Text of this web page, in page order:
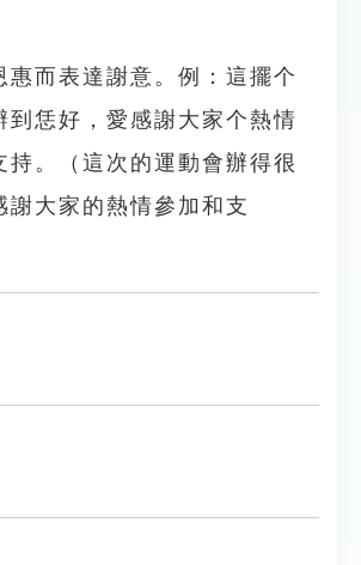
惠而表達謝意。例：這擺个
到恁好，愛感謝大家个熱情
持。（這次的運動會辦得很
謝大家的熱情參加和支